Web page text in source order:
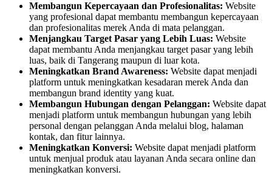
Membangun Kepercayaan dan Profesionalitas: Website
yang profesional dapat membantu membangun kepercayaan
dan profesionalitas merek Anda di mata pelanggan.
Menjangkau Target Pasar yang Lebih Luas: Website
dapat membantu Anda menjangkau target pasar yang lebih
luas, baik di Tangerang maupun di luar kota.
Meningkatkan Brand Awareness: Website dapat menjadi
platform untuk meningkatkan kesadaran merek Anda dan
membangun brand identity yang kuat.
Membangun Hubungan dengan Pelanggan: Website dapat
menjadi platform untuk membangun hubungan yang lebih
personal dengan pelanggan Anda melalui blog, halaman
kontak, dan fitur lainnya.
Meningkatkan Konversi: Website dapat menjadi platform
untuk menjual produk atau layanan Anda secara online dan
meningkatkan konversi.